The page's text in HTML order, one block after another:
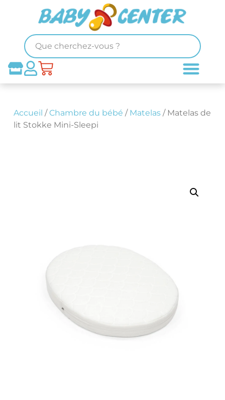
Accueil /Chambre du bébé / Matelas/ Matelas de
lit Stokke Mini-Sleepi